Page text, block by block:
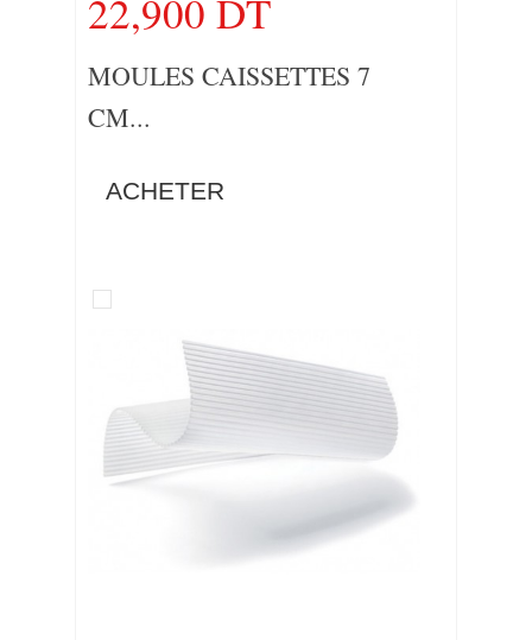
22,900 DT
MOULES CAISSETTES 7
CM...
ACHETER